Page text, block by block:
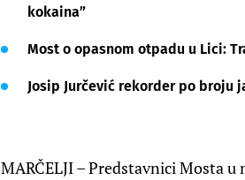
kokaina”
Most o opasnom otpadu u Lici:
Josip Jurčević rekorder po broju
MARČELJI – Predstavnici Mosta